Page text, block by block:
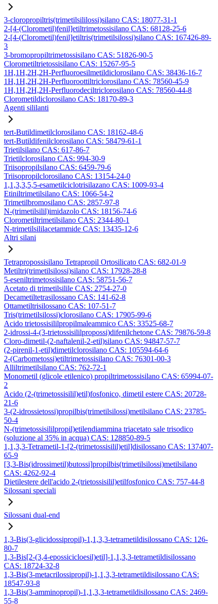
3-cloropropiltris(trimetilsililossi)silano CAS: 18077-31-1
2-[4-(Clorometil)fenil]etiltrimetossisilano CAS: 68128-25-6
2-[4-(Clorometil)fenil]etiltris(trimetilsilossi)silano CAS: 167426-89-
3
3-bromopropiltrimetossisilano CAS: 51826-90-5
Clorometiltrietossisilano CAS: 15267-95-5
1H,1H,2H,2H-Perfluoroesilmetildiclorosilano CAS: 38436-16-7
1H,1H,2H,2H-Perfluoroottiltriclorosilano CAS: 78560-45-9
1H,1H,2H,2H-Perfluorodeciltriclorosilano CAS: 78560-44-8
Clorometildiclorosilano CAS: 18170-89-3
Agenti sililanti
tert-Butildimetilclorosilano CAS: 18162-48-6
tert-Butildifenilclorosilano CAS: 58479-61-1
Trietilsilano CAS: 617-86-7
Trietilclorosilano CAS: 994-30-9
Triisopropilsilano CAS: 6459-79-6
Triisopropilclorosilano CAS: 13154-24-0
1,1,3,3,5,5-esametilciclotrisilazano CAS: 1009-93-4
Etiniltrimetilsilano CAS: 1066-54-2
Trimetilbromosilano CAS: 2857-97-8
N-(trimetilsilil)imidazolo CAS: 18156-74-6
Clorometiltrimetilsilano CAS: 2344-80-1
N-trimetilsililacetammide CAS: 13435-12-6
Altri silani
Tetrapropossisilano Tetrapropil Ortosilicato CAS: 682-01-9
Metiltri(trimetilsilossi)silano CAS: 17928-28-8
5-eseniltrimetossisilano CAS: 58751-56-7
Acetato di trimetilsilile CAS: 2754-27-0
Decametiltetrasilossano CAS: 141-62-8
Ottametiltrisilossano CAS: 107-51-7
Tris(trimetilsilossi)clorosilano CAS: 17905-99-6
Acido trietossisililpropilmaleammico CAS: 33525-68-7
2-idrossi-4-(3-trietossisililpropossi)difenilchetone CAS: 79876-59-8
Cloro-dimetil-(2-naftalenil-2-etil)silano CAS: 94847-57-7
(2-pirenil-1-etil)dimetilclorosilano CAS: 105594-64-6
2-(Carbometossi)etiltrimetossisilano CAS: 76301-00-3
Alliltrimetilsilano CAS: 762-72-1
Monometil (glicole etilenico) propiltrimetossisilano CAS: 65994-07-
2
Acido (2-(trimetossisilil)etil)fosfonico, dimetil estere CAS: 20728-
21-6
3-(2-idrossietossi)propilbis(trimetilsilossi)metilsilano CAS: 23785-
50-4
N-(trimetossisililpropil)etilendiammina triacetato sale trisodico
(soluzione al 35% in acqua) CAS: 128850-89-5
1,1,3,3-Tetrametil-1-[2-(trimetossisilil)etil]disilossano CAS: 137407-
65-9
[3,3-Bis(idrossimetil)butossi]propilbis(trimetilsilossi)metilsilano
CAS: 4262-92-4
Dietilestere dell'acido 2-(trietossisilil)etilfosfonico CAS: 757-44-8
Silossani speciali
Silossani dual-end
1,3-Bis(3-glicidossipropil)-1,1,3,3-tetrametildisilossano CAS: 126-
80-7
1,3-Bis[2-(3,4-epossicicloesil)etil]-1,1,3,3-tetrametildisilossano
CAS: 18724-32-8
1,3-Bis(3-metacrilossipropil)-1,1,3,3-tetrametildisilossano CAS:
18547-93-8
1,3-Bis(3-amminopropil)-1,1,3,3-tetrametildisilossano CAS: 2469-
55-8